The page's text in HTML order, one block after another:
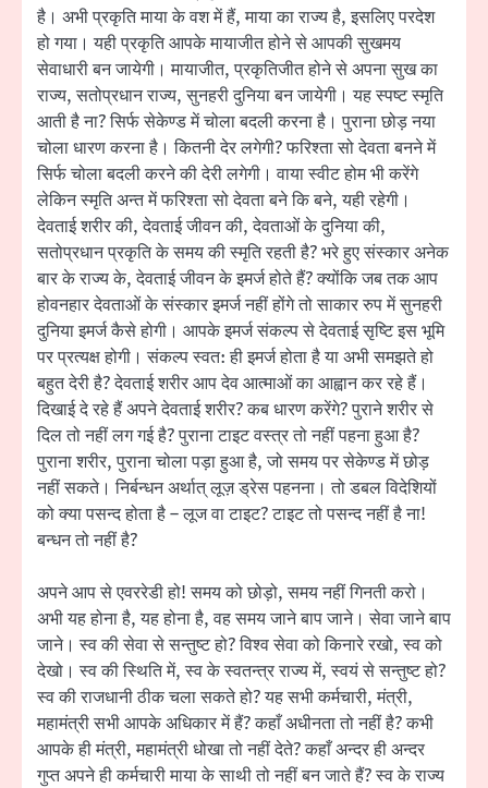
है। अभी प्रकृति माया के वश में हैं, माया का राज्य है, इसलिए परदेश
हो गया। यही प्रकृति आपके मायाजीत होने से आपकी सुखमय
सेवाधारी बन जायेगी। मायाजीत, प्रकृतिजीत होने से अपना सुख का
राज्य, सतोप्रधान राज्य, सुनहरी दुनिया बन जायेगी। यह स्पष्ट स्मृति
आती है ना? सिर्फ सेकेण्ड में चोला बदली करना है। पुराना छोड़ नया
चोला धारण करना है। कितनी देर लगेगी? फरिश्ता सो देवता बनने में
सिर्फ चोला बदली करने की देरी लगेगी। वाया स्वीट होम भी करेंगे
लेकिन स्मृति अन्त में फरिश्ता सो देवता बने कि बने, यही रहेगी।
देवताई शरीर की, देवताई जीवन की, देवताओं के दुनिया की,
सतोप्रधान प्रकृति के समय की स्मृति रहती है? भरे हुए संस्कार अनेक
बार के राज्य के, देवताई जीवन के इमर्ज होते हैं? क्योंकि जब तक आप
होवनहार देवताओं के संस्कार इमर्ज नहीं होंगे तो साकार रुप में सुनहरी
दुनिया इमर्ज कैसे होगी। आपके इमर्ज संकल्प से देवताई सृष्टि इस भूमि
पर प्रत्यक्ष होगी। संकल्प स्वत: ही इमर्ज होता है या अभी समझते हो
बहुत देरी है? देवताई शरीर आप देव आत्माओं का आह्वान कर रहे हैं।
दिखाई दे रहे हैं अपने देवताई शरीर? कब धारण करेंगे? पुराने शरीर से
दिल तो नहीं लग गई है? पुराना टाइट वस्त्र तो नहीं पहना हुआ है?
पुराना शरीर, पुराना चोला पड़ा हुआ है, जो समय पर सेकेण्ड में छोड़
नहीं सकते। निर्बन्धन अर्थात् लूज़ ड्रेस पहनना। तो डबल विदेशियों
को क्या पसन्द होता है – लूज वा टाइट? टाइट तो पसन्द नहीं है ना!
बन्धन तो नहीं है?
अपने आप से एवररेडी हो! समय को छोड़ो, समय नहीं गिनती करो।
अभी यह होना है, यह होना है, वह समय जाने बाप जाने। सेवा जाने बाप
जाने। स्व की सेवा से सन्तुष्ट हो? विश्व सेवा को किनारे रखो, स्व को
देखो। स्व की स्थिति में, स्व के स्वतन्‍त्र राज्य में, स्वयं से सन्तुष्ट हो?
स्व की राजधानी ठीक चला सकते हो? यह सभी कर्मचारी, मंत्री,
महामंत्री सभी आपके अधिकार में हैं? कहाँ अधीनता तो नहीं है? कभी
आपके ही मंत्री, महामंत्री धोखा तो नहीं देते? कहाँ अन्दर ही अन्दर
गुप्त अपने ही कर्मचारी माया के साथी तो नहीं बन जाते हैं? स्व के राज्य